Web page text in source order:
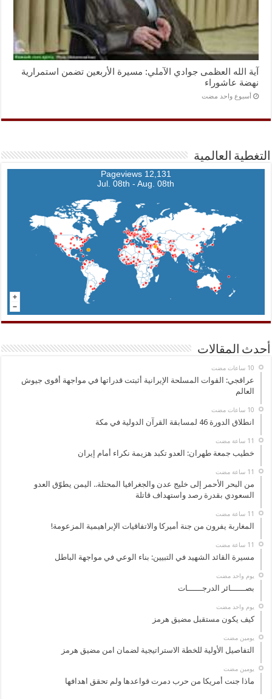
آية الله العظمى جوادي الآملي: مسيرة الأربعين تضمن استمرارية
نهضة عاشوراء
‏أسبوع واحد مضت
التغطية العالمية
12,131 Pageviews
Jul. 08th - Aug. 08th
أحدث المقالات
عراقجي: القوات المسلحة الإيرانية أثبتت قدراتها في مواجهة أقوى جيوش
العالم
انطلاق الدورة 46 لمسابقة القرآن الدولية في مكة
خطيب جمعة طهران: العدو تكبد هزيمة نكراء أمام إيران
من البحر الأحمر إلى خليج عدن والجغرافيا المحتلة.. اليمن يطوّق العدو
السعودي بقدرة رصد واستهداف قاتلة
المغاربة يفرون من جنة أميركا والاتفاقيات الإبراهيمية المزعومة!
مسيرة القائد الشهيد في التبيين: بناء الوعي في مواجهة الباطل
‏يوم واحد مضت
بصــــــائر الدرجــــــات
‏يوم واحد مضت
كيف يكون مستقبل مضيق هرمز
‏يومين مضت
التفاصيل الأولية للخطة الاستراتيجية لضمان امن مضيق هرمز
‏يومين مضت
ماذا جنت أمريكا من حرب دمرت قواعدها ولم تحقق اهدافها